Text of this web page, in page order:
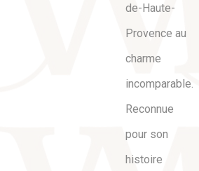
de-Haute-
Provence au
charme
incomparable.
Reconnue
pour son
histoire